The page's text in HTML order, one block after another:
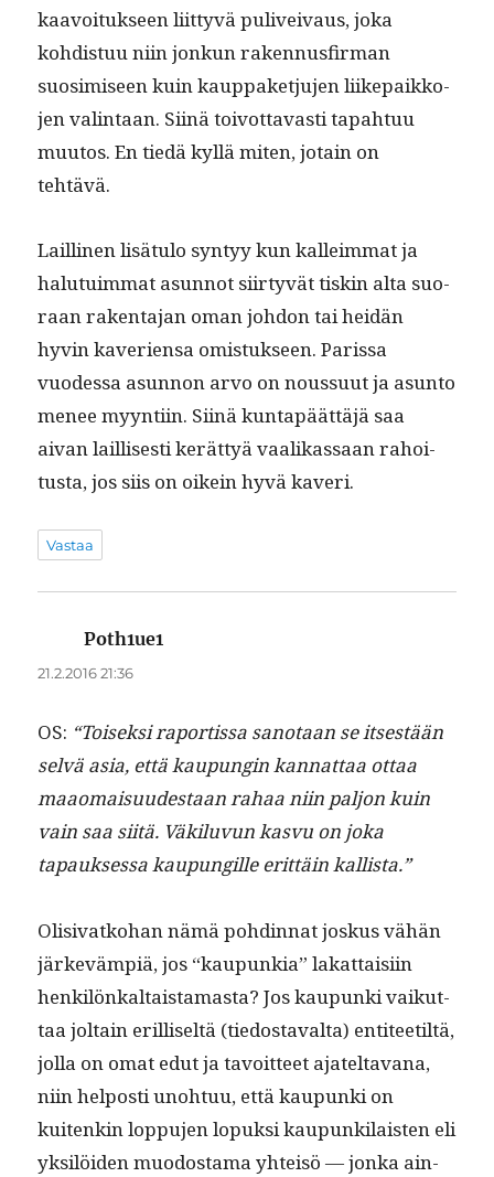
kaavoituk­seen liit­tyvä puliveivaus, joka
kohdis­tuu niin jonkun raken­nus­fir­man
suosimiseen kuin kaup­paketju­jen liike­paikko­
jen val­in­taan. Siinä toiv­ot­tavasti tapah­tuu
muu­tos. En tiedä kyl­lä miten, jotain on
tehtävä.
Lailli­nen lisä­tu­lo syn­tyy kun kalleim­mat ja
halu­tu­im­mat asun­not siir­tyvät tiskin alta suo­
raan rak­en­ta­jan oman johdon tai hei­dän
hyvin kave­r­ien­sa omis­tuk­seen. Paris­sa
vuodessa asun­non arvo on nous­su­ut ja asun­to
menee myyn­ti­in. Siinä kun­tapäät­täjä saa
aivan lail­lis­es­ti kerät­tyä vaa­likas­saan rahoi­
tus­ta, jos siis on oikein hyvä kaveri.
Vastaa
Poth1ue1
21.2.2016 21:36
OS: “Toisek­si rapor­tis­sa san­o­taan se itses­tään
selvä asia, että kaupun­gin kan­nat­taa ottaa
maao­maisu­ud­estaan rahaa niin paljon kuin
vain saa siitä. Väk­ilu­vun kasvu on joka
tapauk­ses­sa kaupungille erit­täin kallista.”
Oli­si­vatko­han nämä pohdin­nat joskus vähän
järkevämpiä, jos “kaupunkia” lakat­taisi­in
henkilönkaltais­ta­mas­ta? Jos kaupun­ki vaikut­
taa joltain eril­liseltä (tiedostaval­ta) enti­teetiltä,
jol­la on omat edut ja tavoit­teet ajatelta­vana,
niin hel­posti uno­htuu, että kaupun­ki on
kuitenkin lop­pu­jen lopuk­si kaupunki­lais­ten eli
yksilöi­den muo­dosta­ma yhteisö — jon­ka ain­